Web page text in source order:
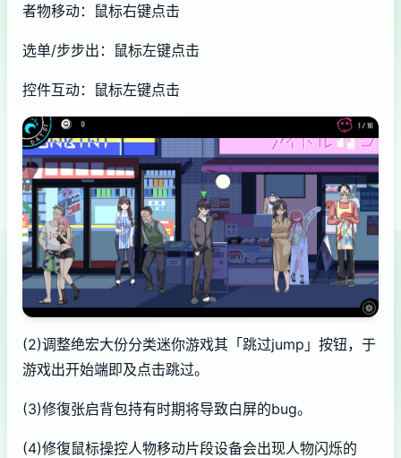
者物移动：鼠标右键点击
选单/步步出：鼠标左键点击
控件互动：鼠标左键点击
(2)调整绝宏大份分类迷你游戏其「跳过jump」按钮，于
游戏出开始端即及点击跳过。
(3)修復张启背包持有时期将导致白屏的bug。
(4)修復鼠标操控人物移动片段设备会出现人物闪烁的